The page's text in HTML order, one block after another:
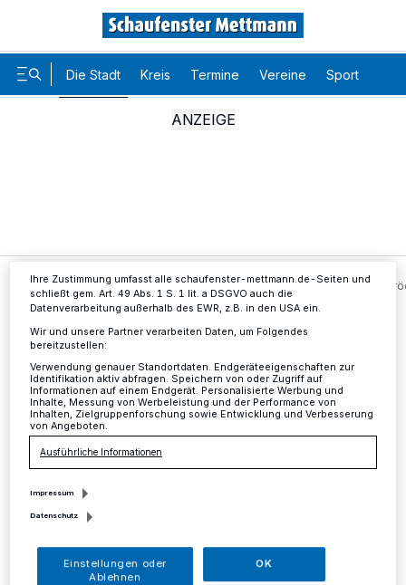
Die Stadt Kreis Termine Vereine Sport
Die Stadt Es gibt noch freie Plätze für den
Es gibt noch freie Plätze für den
Heimatfesttrödel
Mettmann·Für den Trödelmarkt am 2. September zum
Mettmanner Heimatfest sind noch Stände frei. Der
auch zugelassen.
02.08.2018 , 10:18 Uhr Eine Minute Lesezeit
Wir und unsere218-Partner speichern und greifen auf
Kennungen auf Ihrem Gerät zu. Durch Auswahl von OK aktivieren Sie
Informationen finden Sie in unserer Datenschutzerklärung.
Ihre Zustimmung umfasst alle schaufenster-mettmann.de-Seiten und
schließt gem. Art. 49 Abs. 1 S. 1 lit. a DSGVO auch die
Datenverarbeitung außerhalb des EWR, z.B. in den USA ein.
Wir und unsere Partner verarbeiten Daten, um Folgendes
bereitzustellen:
Verwendung genauer Standortdaten. Endgeräteeigenschaften zur
Identifikation aktiv abfragen. Speichern von oder Zugriff auf
Informationen auf einem Endgerät. Personalisierte Werbung und
Inhalte, Messung von Werbeleistung und der Performance von
Inhalten, Zielgruppenforschung sowie Entwicklung und Verbesserung
von Angeboten.
Ausführliche Informationen
Impressum
Datenschutz
Einstellungen oder
Ablehnen
OK